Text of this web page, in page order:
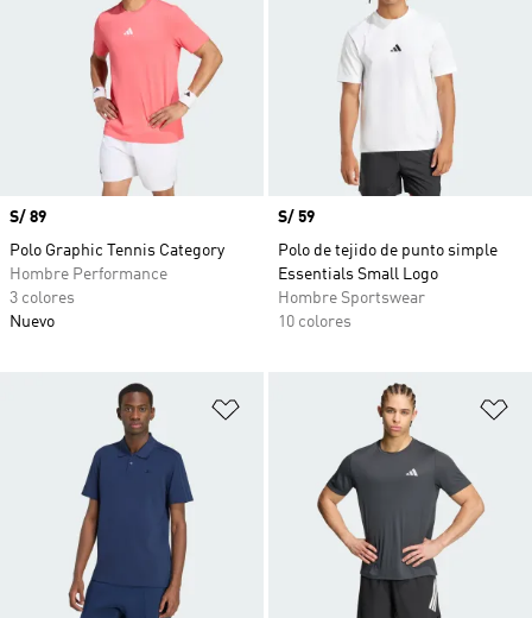
Precio
S/ 89
Polo Graphic Tennis Category
Hombre Performance
3 colores
Nuevo
Precio
S/ 59
Polo de tejido de punto simple
Essentials Small Logo
Hombre Sportswear
10 colores
Añadir a la lista de deseos